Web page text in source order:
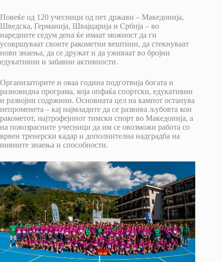
Повеќе од 120 учесници од пет држави – Македонија,
Шведска, Германија, Швајцарија и Србија – во
наредните седум дена ќе имаат можност да ги
усовршуваат своите ракометни вештини, да стекнуваат
нови знаења, да се дружат и да уживаат во бројни
едукативни и забавни активности.
Организаторите и оваа година подготвија богата и
разновидна програма, која опфаќа спортски, едукативни
и развојни содржини. Основната цел на кампот останува
непроменета – кај најмладите да се развива љубовта кон
ракометот, најтрофејниот тимски спорт во Македонија, а
на повозрасните учесници да им се овозможи работа со
врвен тренерски кадар и дополнителна надградба на
нивните знаења и способности.